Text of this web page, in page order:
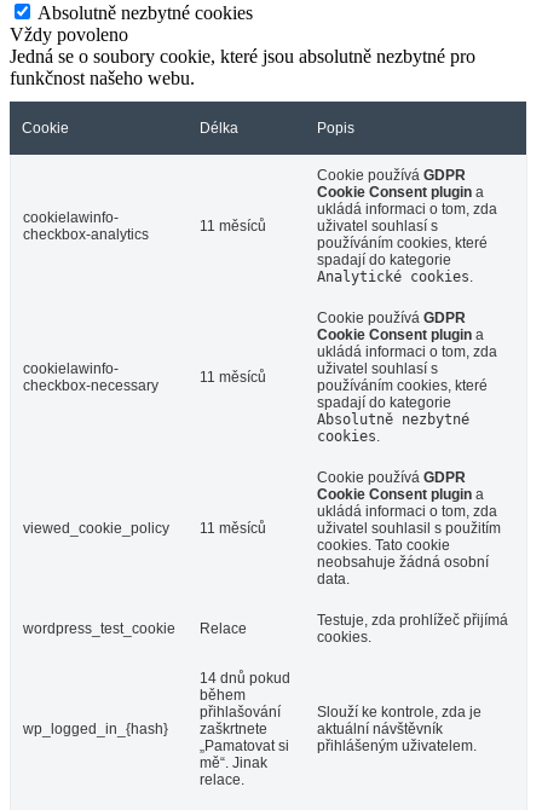
Absolutně nezbytné cookies
Vždy povoleno
Jedná se o soubory cookie, které jsou absolutně nezbytné pro
funkčnost našeho webu.
Cookie Délka Popis
cookielawinfo-
checkbox-analytics
11 měsíců
Cookie používá GDPR
Cookie Consent plugin a
ukládá informaci o tom, zda
uživatel souhlasí s
používáním cookies, které
spadají do kategorie
Analytické cookies
cookielawinfo-
checkbox-necessary
11 měsíců
Cookie používá GDPR
Cookie Consent plugin a
ukládá informaci o tom, zda
uživatel souhlasí s
používáním cookies, které
spadají do kategorie
Absolutně nezbytné
cookies
viewed_cookie_policy 11 měsíců
Cookie používá GDPR
Cookie Consent plugin a
ukládá informaci o tom, zda
uživatel souhlasil s použitím
cookies. Tato cookie
neobsahuje žádná osobní
data.
wordpress_test_cookie Relace
Testuje, zda prohlížeč přijímá
cookies.
wp_logged_in_{hash}
14 dnů pokud
během
přihlašování
zaškrtnete
„Pamatovat si
mě“. Jinak
relace.
Slouží ke kontrole, zda je
aktuální návštěvník
přihlášeným uživatelem.